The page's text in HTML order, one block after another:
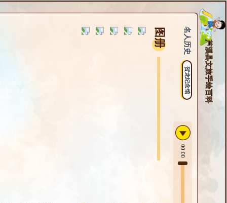
芦溪县文旅手绘百科
名人历史
贺龙纪念馆
00:00
图册